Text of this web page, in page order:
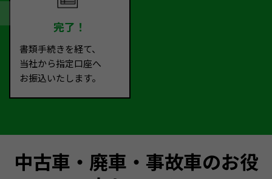
完了！
書類手続きを経て、
当社から指定口座へ
お振込いたします。
中古車・廃車・事故車のお役